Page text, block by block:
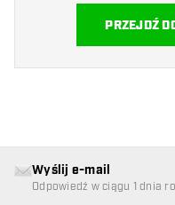
PRZEJDŹ
Wyślij e-mail
Odpowiedź w ciągu 1 dnia